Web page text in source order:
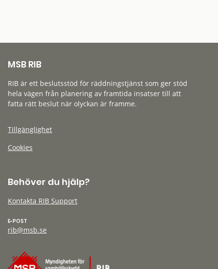
MSB RIB
RIB är ett beslutsstöd för räddningstjänst som ger stöd
hela vägen från planering av framtida insatser till att
fatta rätt beslut när olyckan är framme.
Tillgänglighet
Cookies
Behöver du hjälp?
Kontakta RIB Support
E-POST
rib@msb.se